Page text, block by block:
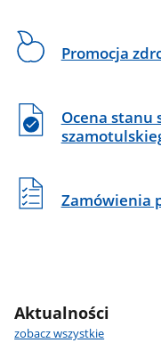
epidemiologicznego
Polski.
Promocja
Ocena stanu
Zamówienia
Aktualności
zobacz wszystkie